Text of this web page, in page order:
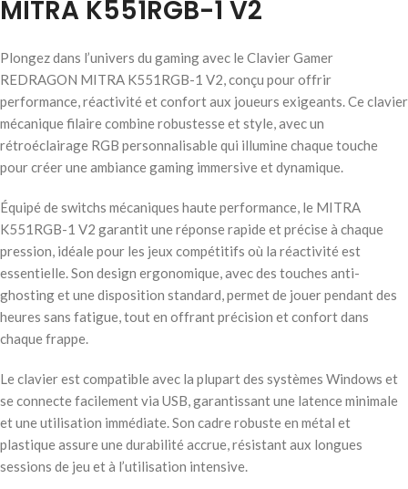
MITRA K551RGB-1 V2
Plongez dans l’univers du gaming avec le Clavier Gamer
REDRAGON MITRA K551RGB-1 V2, conçu pour offrir
performance, réactivité et confort aux joueurs exigeants. Ce clavier
mécanique filaire combine robustesse et style, avec un
rétroéclairage RGB personnalisable qui illumine chaque touche
pour créer une ambiance gaming immersive et dynamique.
Équipé de switchs mécaniques haute performance, le MITRA
K551RGB-1 V2 garantit une réponse rapide et précise à chaque
pression, idéale pour les jeux compétitifs où la réactivité est
essentielle. Son design ergonomique, avec des touches anti-
ghosting et une disposition standard, permet de jouer pendant des
heures sans fatigue, tout en offrant précision et confort dans
chaque frappe.
Le clavier est compatible avec la plupart des systèmes Windows et
se connecte facilement via USB, garantissant une latence minimale
et une utilisation immédiate. Son cadre robuste en métal et
plastique assure une durabilité accrue, résistant aux longues
sessions de jeu et à l’utilisation intensive.